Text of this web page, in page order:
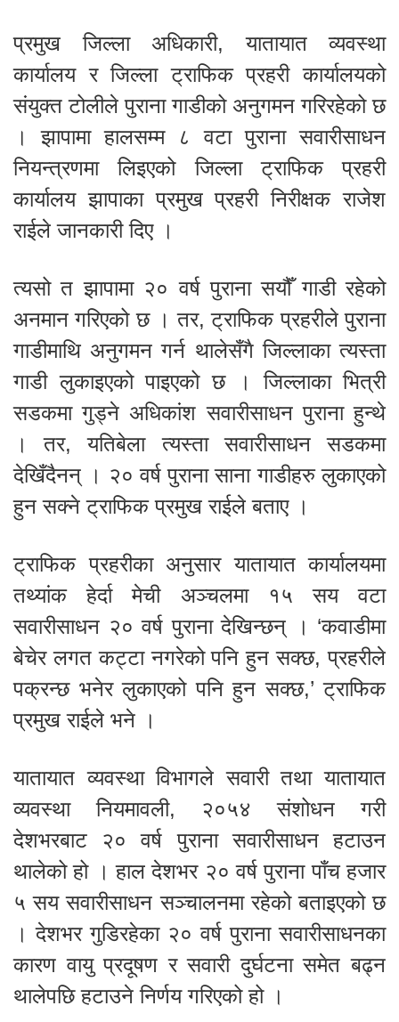
प्रमुख जिल्ला अधिकारी, यातायात व्यवस्था
कार्यालय र जिल्ला ट्राफिक प्रहरी कार्यालयको
संयुक्त टोलीले पुराना गाडीको अनुगमन गरिरहेको छ
। झापामा हालसम्म ८ वटा पुराना सवारीसाधन
नियन्त्रणमा लिइएको जिल्ला ट्राफिक प्रहरी
कार्यालय झापाका प्रमुख प्रहरी निरीक्षक राजेश
राईले जानकारी दिए ।
त्यसो त झापामा २० वर्ष पुराना सयौँ गाडी रहेको
अनमान गरिएको छ । तर, ट्राफिक प्रहरीले पुराना
गाडीमाथि अनुगमन गर्न थालेसँगै जिल्लाका त्यस्ता
गाडी लुकाइएको पाइएको छ । जिल्लाका भित्री
सडकमा गुड्ने अधिकांश सवारीसाधन पुराना हुन्थे
। तर, यतिबेला त्यस्ता सवारीसाधन सडकमा
देखिँदैनन् । २० वर्ष पुराना साना गाडीहरु लुकाएको
हुन सक्ने ट्राफिक प्रमुख राईले बताए ।
ट्राफिक प्रहरीका अनुसार यातायात कार्यालयमा
तथ्यांक हेर्दा मेची अञ्चलमा १५ सय वटा
सवारीसाधन २० वर्ष पुराना देखिन्छन् । ‘कवाडीमा
बेचेर लगत कट्टा नगरेको पनि हुन सक्छ, प्रहरीले
पक्रन्छ भनेर लुकाएको पनि हुन सक्छ,’ ट्राफिक
प्रमुख राईले भने ।
यातायात व्यवस्था विभागले सवारी तथा यातायात
व्यवस्था नियमावली, २०५४ संशोधन गरी
देशभरबाट २० वर्ष पुराना सवारीसाधन हटाउन
थालेको हो । हाल देशभर २० वर्ष पुराना पाँच हजार
५ सय सवारीसाधन सञ्चालनमा रहेको बताइएको छ
। देशभर गुडिरहेका २० वर्ष पुराना सवारीसाधनका
कारण वायु प्रदूषण र सवारी दुर्घटना समेत बढ्न
थालेपछि हटाउने निर्णय गरिएको हो ।